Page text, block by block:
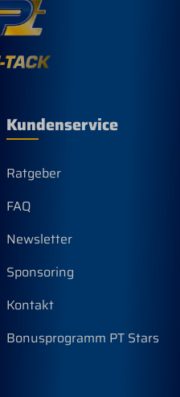
Kundenservice
Ratgeber
FAQ
Newsletter
Sponsoring
Kontakt
Bonusprogramm PT Stars